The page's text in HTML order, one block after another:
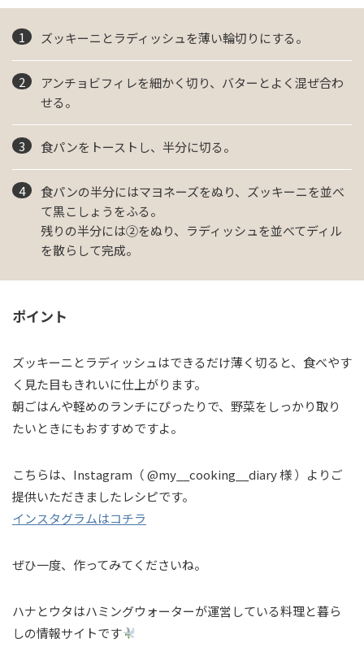
ズッキーニとラディッシュを薄い輪切りにする。
アンチョビフィレを細かく切り、バターとよく混ぜ合わ
せる。
食パンをトーストし、半分に切る。
食パンの半分にはマヨネーズをぬり、ズッキーニを並べ
て黒こしょうをふる。
残りの半分には②をぬり、ラディッシュを並べてディル
を散らして完成。
ポイント
ズッキーニとラディッシュはできるだけ薄く切ると、食べやす
く見た目もきれいに仕上がります。
朝ごはんや軽めのランチにぴったりで、野菜をしっかり取り
たいときにもおすすめですよ。
こちらは、Instagram（ @my__cooking__diary 様 ）よりご
提供いただきましたレシピです。
インスタグラムはコチラ
ぜひ一度、作ってみてくださいね。
ハナとウタはハミングウォーターが運営している料理と暮ら
しの情報サイトです